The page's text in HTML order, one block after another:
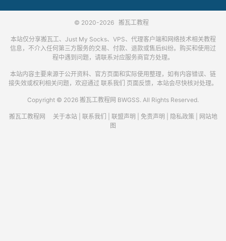
© 2020-2026 搬瓦工教程
本站仅分享搬瓦工、Just My Socks、VPS、代理客户端和网络技术相关教程
信息，不介入任何第三方服务的交易、付款、退款或售后纠纷。购买和使用过
程中遇到问题，请联系对应服务商官方处理。
本站内容主要来源于公开资料、官方页面和实际使用整理，如有内容错误、链
接失效或权利相关问题，欢迎通过 联系我们 页面反馈，本站会尽快核对处理。
Copyright © 2026 搬瓦工教程网 BWGSS. All Rights Reserved.
搬瓦工教程网 关于本站| 联系我们 联盟声明 免责声明 隐私政策
网站地
图